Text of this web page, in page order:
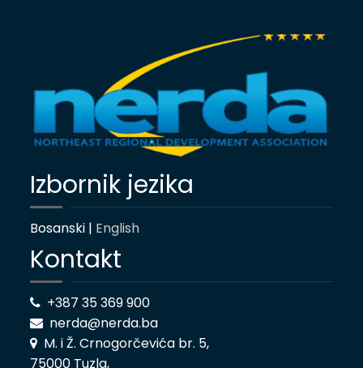
Izbornik jezika
Bosanski | English
Kontakt
+387 35 369 900
nerda@nerda.ba
M. i Ž. Crnogorčevića br. 5,
75000 Tuzla,